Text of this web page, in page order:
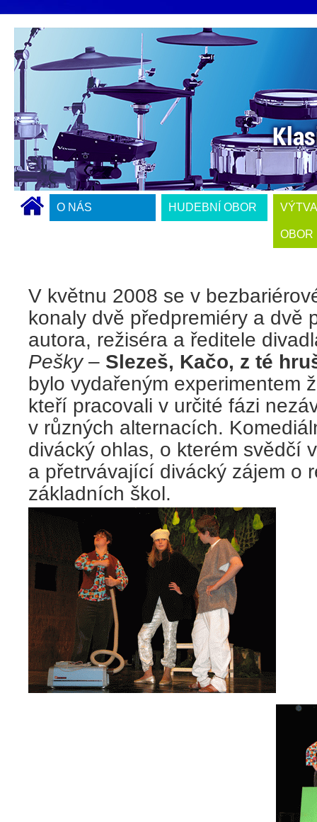
O NÁS HUDEBNÍ OBOR
OBOR
V květnu 2008 se v
konaly dvě předpremiéry a dvě
autora, režiséra a ředitele
Pešky– Slezeš, Kačo, z té
bylo vydařeným experimentem
kteří pracovali v určité fázi
v různých alternacích.
divácký ohlas, o kterém svědčí
a přetrvávající divácký zájem o
základních škol.